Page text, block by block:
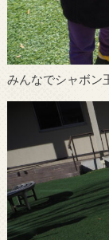
みんなでシャボン